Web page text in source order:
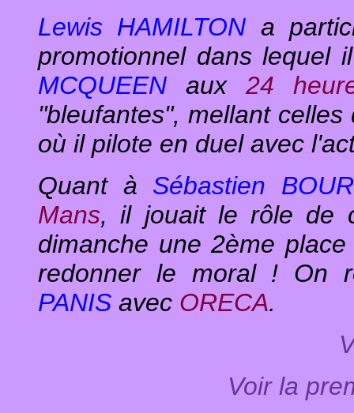
Lewis HAMILTON a
promotionnel dans
MCQUEEN aux24
"bleufantes", mellant
où il pilote en duel avec
Quant à Sébastien
Mans, il jouait le rôle de
dimanche une 2ème
redonner le moral ! On
PANIS avec ORECA.
Voir la